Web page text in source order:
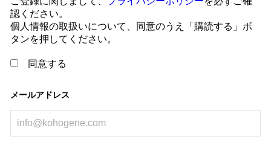
認ください。
個人情報の取扱いについて、同意のうえ「購読する」ボ
タンを押してください。
同意する
メールアドレス